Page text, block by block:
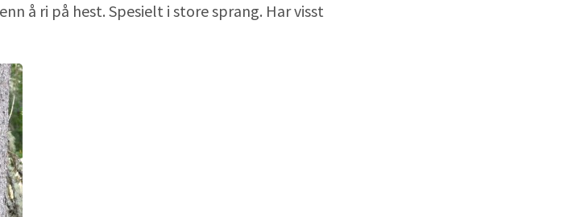
å ri på hest. Spesielt i store sprang. Har visst